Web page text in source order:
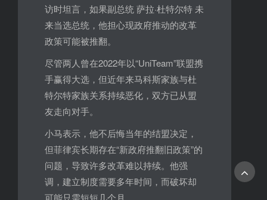
访时坦言，如果副总统 萨拉·杜特尔特 未
来当选总统，他担心现政府推动的改革
政策可能被推翻。
尽管两人曾在2022年以“UniTeam”联盟携
手赢得大选，但近年来马科斯家族与杜
特尔特家族关系持续恶化，双方已从盟
友走向对手。
小马表示，他不后悔当年的结盟决定，
但菲律宾长期存在“新政府推翻旧政策”的
问题，导致许多改革难以持续。他强
调，建立制度需要多年时间，而破坏却
可能只需短短几个月。